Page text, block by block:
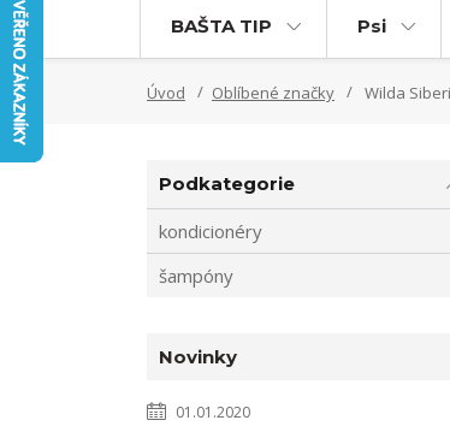
BAŠTA TIP Psi
Úvod Oblíbené značky Wilda
Podkategorie
kondicionéry
šampóny
Novinky
01.01.2020